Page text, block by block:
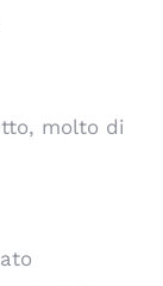
molto di